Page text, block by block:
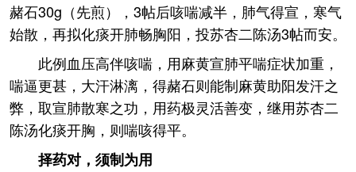
赭石30g（先煎），3帖后咳喘减半，肺气得宣，寒气
始散，再拟化痰开肺畅胸阳，投苏杏二陈汤3帖而安。
此例血压高伴咳喘，用麻黄宣肺平喘症状加重，
喘逼更甚，大汗淋漓，得赭石则能制麻黄助阳发汗之
弊，取宣肺散寒之功，用药极灵活善变，继用苏杏二
陈汤化痰开胸，则喘咳得平。
择药对，须制为用